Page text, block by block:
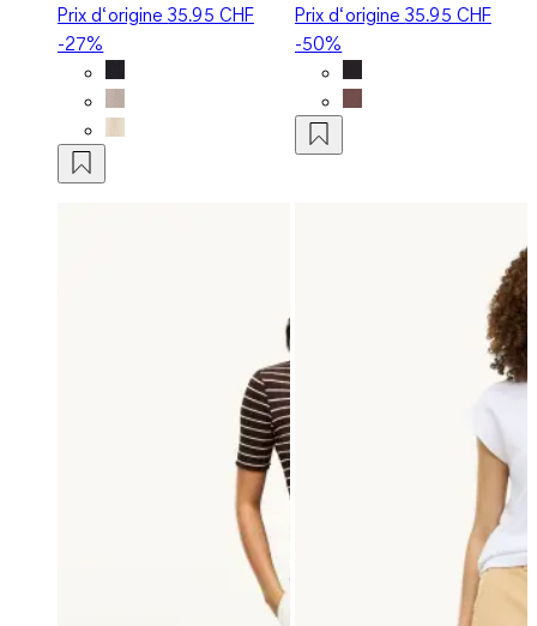
Prix d‘origine35.95 CHF
-27%
Prix d‘origine35.95 CHF
-50%